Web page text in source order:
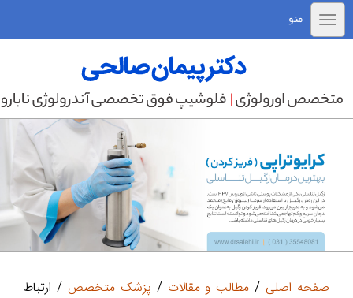
منو
صفحه اصلی / مطالب و مقالات / پزشک متخصص / ارتباط